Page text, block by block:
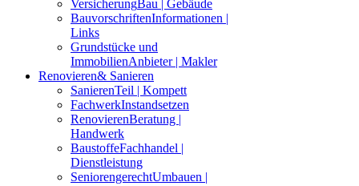
VersicherungBau | Gebäude
BauvorschriftenInformationen |
Links
Grundstücke und
ImmobilienAnbieter | Makler
Renovieren& Sanieren
SanierenTeil | Kompett
FachwerkInstandsetzen
RenovierenBeratung |
Handwerk
BaustoffeFachhandel |
Dienstleistung
SeniorengerechtUmbauen |